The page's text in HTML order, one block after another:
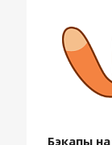
Бэкапы